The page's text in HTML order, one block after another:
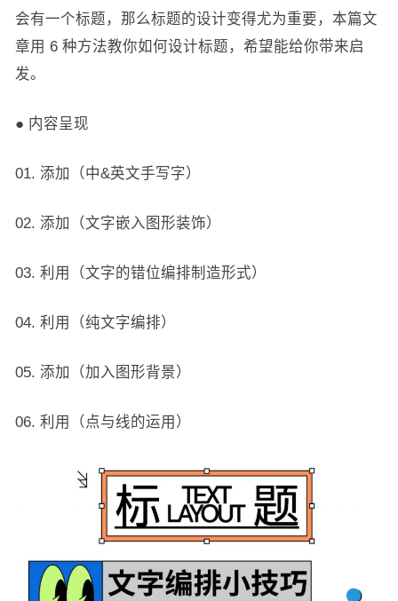
会有一个标题，那么标题的设计变得尤为重要，本篇文
章用 6 种方法教你如何设计标题，希望能给你带来启
发。
● 内容呈现
01. 添加（中&英文手写字）
02. 添加（文字嵌入图形装饰）
03. 利用（文字的错位编排制造形式）
04. 利用（纯文字编排）
05. 添加（加入图形背景）
06. 利用（点与线的运用）